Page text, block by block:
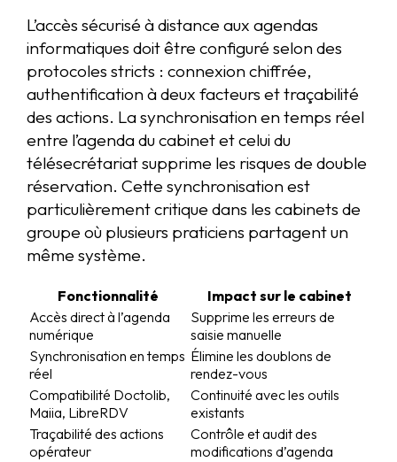
L’accès sécurisé à distance aux agendas
informatiques doit être configuré selon des
protocoles stricts : connexion chiffrée,
authentification à deux facteurs et traçabilité
des actions. La synchronisation en temps réel
entre l’agenda du cabinet et celui du
télésecrétariat supprime les risques de double
réservation. Cette synchronisation est
particulièrement critique dans les cabinets de
groupe où plusieurs praticiens partagent un
même système.
Fonctionnalité
Impact sur le cabinet
Accès direct à l’agenda
numérique
Supprime les erreurs de
saisie manuelle
Synchronisation en temps
réel
Élimine les doublons de
rendez-vous
Compatibilité Doctolib,
Maiia, LibreRDV
Continuité avec les outils
existants
Traçabilité des actions
opérateur
Contrôle et audit des
modifications d’agenda